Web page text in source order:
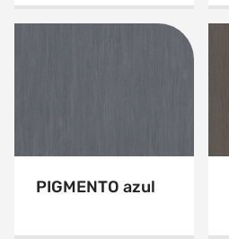
PIGMENTO azul